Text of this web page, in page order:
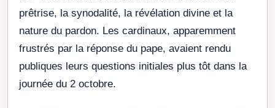
prêtrise, la synodalité, la révélation divine et la
nature du pardon. Les cardinaux, apparemment
frustrés par la réponse du pape, avaient rendu
publiques leurs questions initiales plus tôt dans la
journée du 2 octobre.